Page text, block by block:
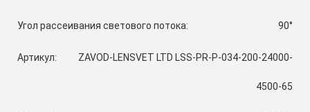
Угол рассеивания светового потока: 90°
Артикул: ZAVOD-LENSVET LTD LSS-PR-P-034-200-24000-
4500-65